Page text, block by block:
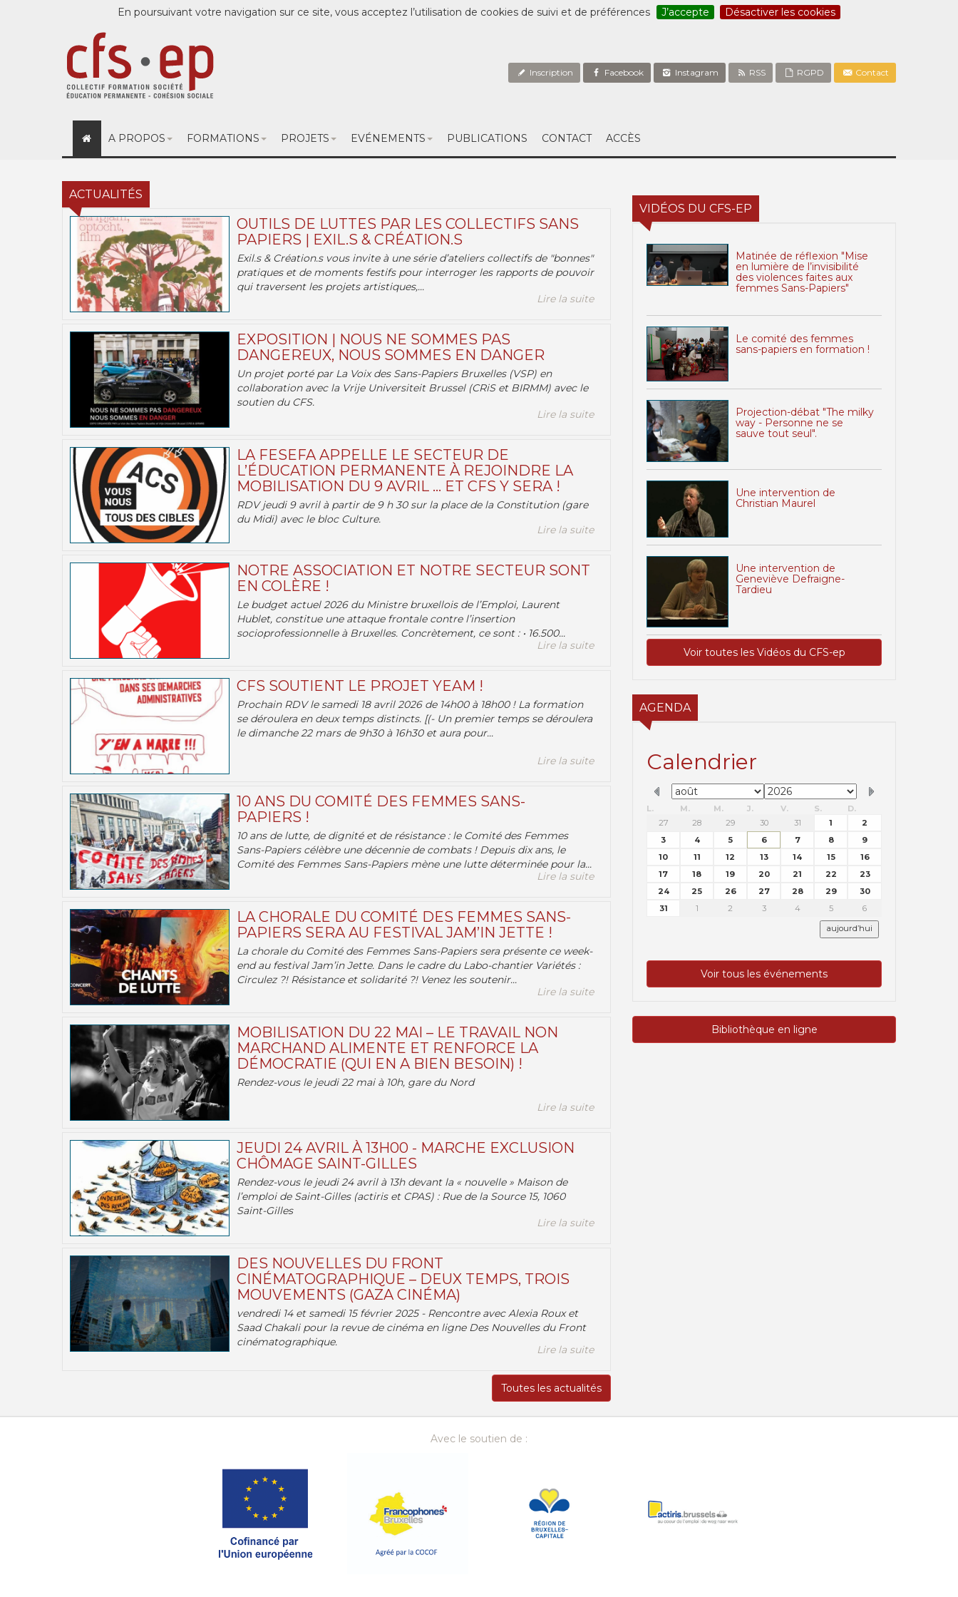
En poursuivant votre navigation sur ce site, vous acceptez l’utilisation de cookies de suivi et de préférences J’accepte Désactiver les cookies
Inscription Facebook Instagram RSS RGPD Contact
A PROPOS FORMATIONS PROJETS EVÉNEMENTS PUBLICATIONS CONTACT ACCÈS
ACTUALITÉS
OUTILS DE LUTTES PAR LES COLLECTIFS SANS
PAPIERS | EXIL.S & CRÉATION.S
Exil.s & Création.s vous invite à une série d’ateliers collectifs de "bonnes"
pratiques et de moments festifs pour interroger les rapports de pouvoir
qui traversent les projets artistiques,...
Lire la suite
EXPOSITION | NOUS NE SOMMES PAS
DANGEREUX, NOUS SOMMES EN DANGER
Un projet porté par La Voix des Sans-Papiers Bruxelles (VSP) en
collaboration avec la Vrije Universiteit Brussel (CRiS et BIRMM) avec le
soutien du CFS.
Lire la suite
LA FESEFA APPELLE LE SECTEUR DE
L’ÉDUCATION PERMANENTE À REJOINDRE LA
MOBILISATION DU 9 AVRIL … ET CFS Y SERA !
RDV jeudi 9 avril à partir de 9 h 30 sur la place de la Constitution (gare
du Midi) avec le bloc Culture.
Lire la suite
NOTRE ASSOCIATION ET NOTRE SECTEUR SONT
EN COLÈRE !
Le budget actuel 2026 du Ministre bruxellois de l’Emploi, Laurent
Hublet, constitue une attaque frontale contre l’insertion
socioprofessionnelle à Bruxelles. Concrètement, ce sont : • 16.500...
Lire la suite
CFS SOUTIENT LE PROJET YEAM !
Prochain RDV le samedi 18 avril 2026 de 14h00 à 18h00 ! La formation
se déroulera en deux temps distincts. [(- Un premier temps se déroulera
le dimanche 22 mars de 9h30 à 16h30 et aura pour...
Lire la suite
10 ANS DU COMITÉ DES FEMMES SANS-
PAPIERS !
10 ans de lutte, de dignité et de résistance : le Comité des Femmes
Sans-Papiers célèbre une décennie de combats ! Depuis dix ans, le
Comité des Femmes Sans-Papiers mène une lutte déterminée pour la...
Lire la suite
LA CHORALE DU COMITÉ DES FEMMES SANS-
PAPIERS SERA AU FESTIVAL JAM’IN JETTE !
La chorale du Comité des Femmes Sans-Papiers sera présente ce week-
end au festival Jam’in Jette. Dans le cadre du Labo-chantier Variétés :
Circulez ?! Résistance et solidarité ?! Venez les soutenir...
Lire la suite
MOBILISATION DU 22 MAI – LE TRAVAIL NON
MARCHAND ALIMENTE ET RENFORCE LA
DÉMOCRATIE (QUI EN A BIEN BESOIN) !
Rendez-vous le jeudi 22 mai à 10h, gare du Nord
Lire la suite
JEUDI 24 AVRIL À 13H00 - MARCHE EXCLUSION
CHÔMAGE SAINT-GILLES
Rendez-vous le jeudi 24 avril à 13h devant la « nouvelle » Maison de
l’emploi de Saint-Gilles (actiris et CPAS) : Rue de la Source 15, 1060
Saint-Gilles
Lire la suite
DES NOUVELLES DU FRONT
CINÉMATOGRAPHIQUE – DEUX TEMPS, TROIS
MOUVEMENTS (GAZA CINÉMA)
vendredi 14 et samedi 15 février 2025 - Rencontre avec Alexia Roux et
Saad Chakali pour la revue de cinéma en ligne Des Nouvelles du Front
cinématographique.
Lire la suite
Toutes les actualités
VIDÉOS DU CFS-EP
Matinée de réflexion "Mise
en lumière de l’invisibilité
des violences faites aux
femmes Sans-Papiers"
Le comité des femmes
sans-papiers en formation !
Projection-débat "The milky
way - Personne ne se
sauve tout seul".
Une intervention de
Christian Maurel
Une intervention de
Geneviève Defraigne-
Tardieu
Voir toutes les Vidéos du CFS-ep
AGENDA
Calendrier
L. M. M. J. V. S.
D.
27
28 29 30 31 1
2
3
4 5 6 7 8
9
10
11 12 13 14 15
16
17
18 19 20 21 22
23
24
25 26 27 28 29
30
31
1 2 3 4 5 6
aujourd’hui
Voir tous les événements
Bibliothèque en ligne
Avec le soutien de :